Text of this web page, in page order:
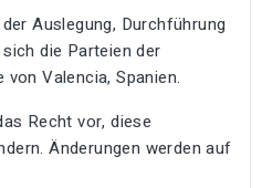
Auslegung, Durchführung
die Parteien der
Valencia, Spanien.
Recht vor, diese
Änderungen werden auf